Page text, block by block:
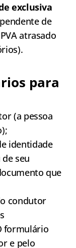
exclusiva
de
atrasado
para
(a pessoa
identidade
seu
que
condutor
formulário
e pelo